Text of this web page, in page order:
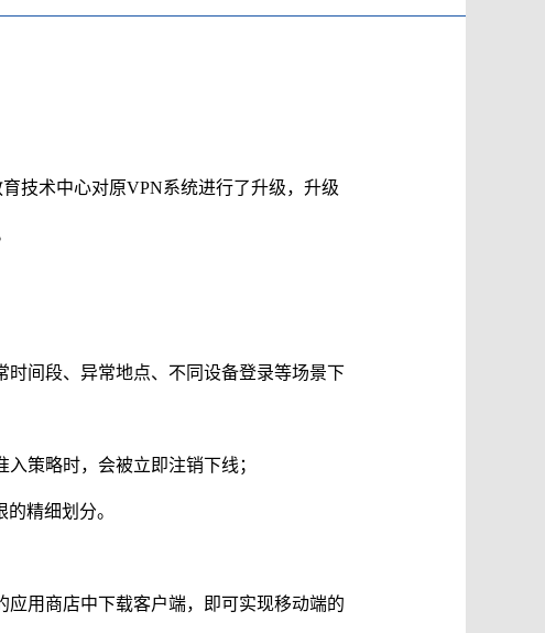
技术中心对原VPN系统进行了升级，升级
间段、异常地点、不同设备登录等场景下
策略时，会被立即注销下线；
精细划分。
用商店中下载客户端，即可实现移动端的